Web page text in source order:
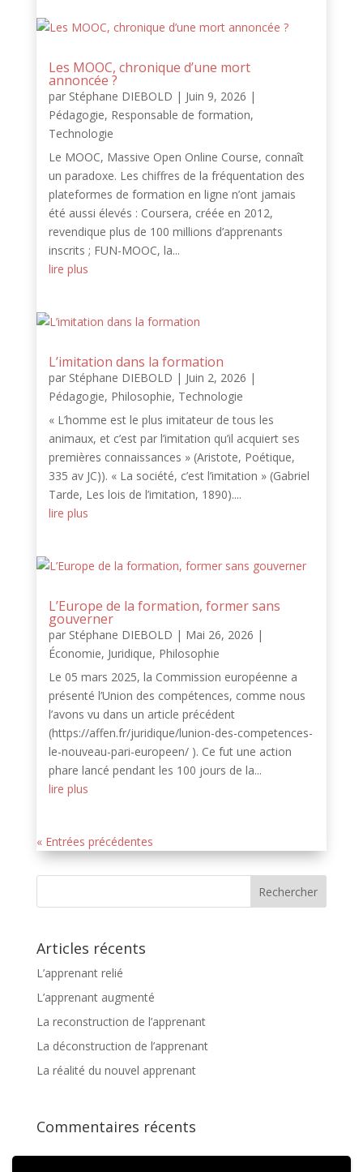
Les MOOC, chronique d’une mort
annoncée ?
par Stéphane DIEBOLD | Juin 9, 2026 |
Pédagogie, Responsable de formation,
Technologie
Le MOOC, Massive Open Online Course, connaît
un paradoxe. Les chiffres de la fréquentation des
plateformes de formation en ligne n’ont jamais
été aussi élevés : Coursera, créée en 2012,
revendique plus de 100 millions d’apprenants
inscrits ; FUN-MOOC, la...
lire plus
L’imitation dans la formation
par Stéphane DIEBOLD | Juin 2, 2026 |
Pédagogie, Philosophie, Technologie
« L’homme est le plus imitateur de tous les
animaux, et c’est par l’imitation qu’il acquiert ses
premières connaissances » (Aristote, Poétique,
335 av JC)). « La société, c’est l’imitation » (Gabriel
Tarde, Les lois de l’imitation, 1890)....
lire plus
L’Europe de la formation, former sans
gouverner
par Stéphane DIEBOLD | Mai 26, 2026 |
Économie, Juridique, Philosophie
Le 05 mars 2025, la Commission européenne a
présenté l’Union des compétences, comme nous
l’avons vu dans un article précédent
(https://affen.fr/juridique/lunion-des-competences-
le-nouveau-pari-europeen/ ). Ce fut une action
phare lancé pendant les 100 jours de la...
lire plus
« Entrées précédentes
Articles récents
L’apprenant relié
L’apprenant augmenté
La reconstruction de l’apprenant
La déconstruction de l’apprenant
La réalité du nouvel apprenant
Commentaires récents